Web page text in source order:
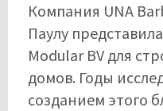
Компания UNA
Паулу
Modular BV для
домов. Годы
созданием этого